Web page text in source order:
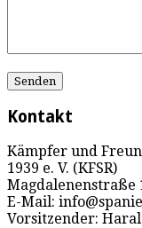
Kontakt
Kämpfer und
1939 e. V. (KFSR)
Magdalenenstraße
E-Mail:
Vorsitzender: